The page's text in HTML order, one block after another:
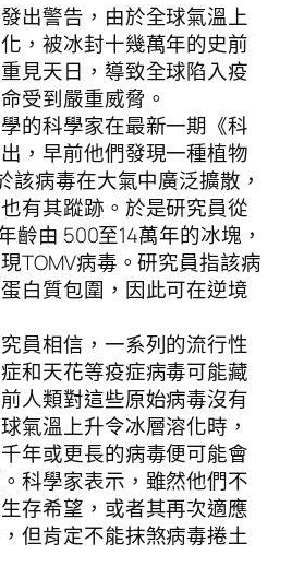
出警告，由於全球氣溫上
，被冰封十幾萬年的史前
見天日，導致全球陷入疫
受到嚴重威脅。
的科學家在最新一期《科
，早前他們發現一種植物
該病毒在大氣中廣泛擴散，
有其蹤跡。於是研究員從
齡由 500至14萬年的冰塊，
TOMV病毒。研究員指該病
白質包圍，因此可在逆境
員相信，一系列的流行性
和天花等疫症病毒可能藏
人類對這些原始病毒沒有
氣溫上升令冰層溶化時，
年或更長的病毒便可能會
科學家表示，雖然他們不
存希望，或者其再次適應
但肯定不能抹煞病毒捲土